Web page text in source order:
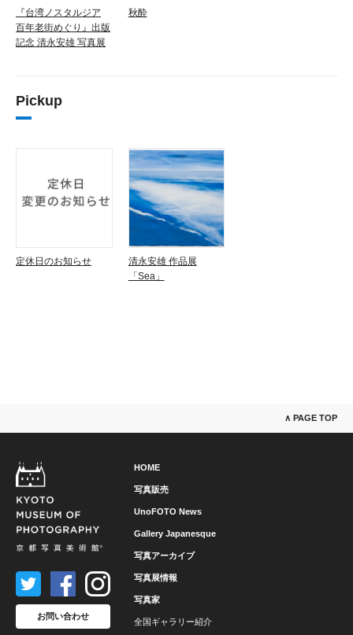
『台湾ノスタルジア
百年老街めぐり』出版
記念 清永安雄 写真展
秋酔
Pickup
定休日のお知らせ
清永安雄 作品展
「Sea」
∧ PAGE TOP
HOME
写真販売
UnoFOTO News
Gallery Japanesque
写真アーカイブ
写真展情報
写真家
全国ギャラリー紹介
お問い合わせ